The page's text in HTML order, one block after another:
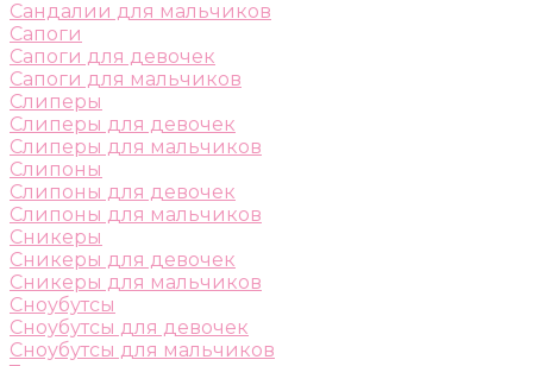
Сандалии для мальчиков
Сапоги
Сапоги для девочек
Сапоги для мальчиков
Слиперы
Слиперы для девочек
Слиперы для мальчиков
Слипоны
Слипоны для девочек
Слипоны для мальчиков
Сникеры
Сникеры для девочек
Сникеры для мальчиков
Сноубутсы
Сноубутсы для девочек
Сноубутсы для мальчиков